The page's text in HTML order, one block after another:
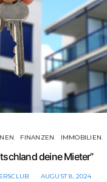
FINANZEN IMMOBILIEN
deine Mieter”
AUGUST 8, 2024